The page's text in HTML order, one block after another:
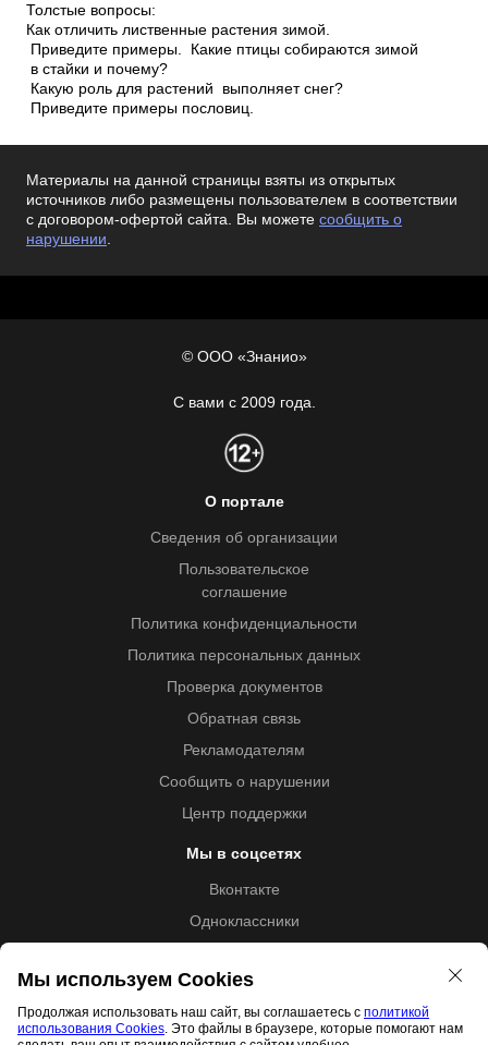
Толстые вопросы:
Как отличить лиственные растения зимой.
Приведите примеры. Какие птицы собираются зимой
в стайки и почему?
Какую роль для растений выполняет снег?
Приведите примеры пословиц.
Материалы на данной страницы взяты из открытых
источников либо размещены пользователем в соответствии
с договором-офертой сайта. Вы можете сообщить о
нарушении.
© ООО «Знанио»
С вами с 2009 года.
О портале
Сведения об организации
Пользовательское
соглашение
Политика конфиденциальности
Политика персональных данных
Проверка документов
Обратная связь
Рекламодателям
Сообщить о нарушении
Центр поддержки
Мы в соцсетях
Вконтакте
Одноклассники
Образовательная лицензия №5257 от 09.09.2020 (Л035-
Мы используем Cookies
Продолжая использовать наш сайт, вы соглашаетесь с политикой
использования Cookies. Это файлы в браузере, которые помогают нам